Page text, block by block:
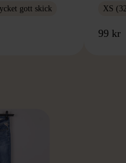
gott skick XS
99 kr